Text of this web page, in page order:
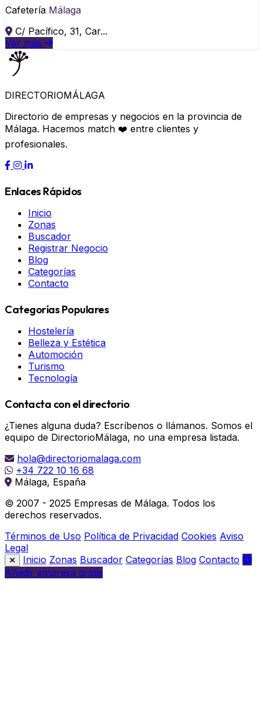
Cafetería Málaga
C/ Pacífico, 31, Car...
Ver más
DIRECTORIOMÁLAGA
Directorio de empresas y negocios en la provincia de
Málaga. Hacemos match ❤️ entre clientes y
profesionales.
Enlaces Rápidos
Inicio
Zonas
Buscador
Registrar Negocio
Blog
Categorías
Contacto
Categorías Populares
Hostelería
Belleza y Estética
Automoción
Turismo
Tecnología
Contacta con el directorio
¿Tienes alguna duda? Escríbenos o llámanos. Somos el
equipo de DirectorioMálaga, no una empresa listada.
hola@directoriomalaga.com
+34 722 10 16 68
Málaga, España
© 2007 - 2025 Empresas de Málaga. Todos los
derechos reservados.
Términos de Uso Política de Privacidad Cookies Aviso
Legal
Inicio Zonas Buscador Categorías Blog Contacto
Añadir empresa gratis